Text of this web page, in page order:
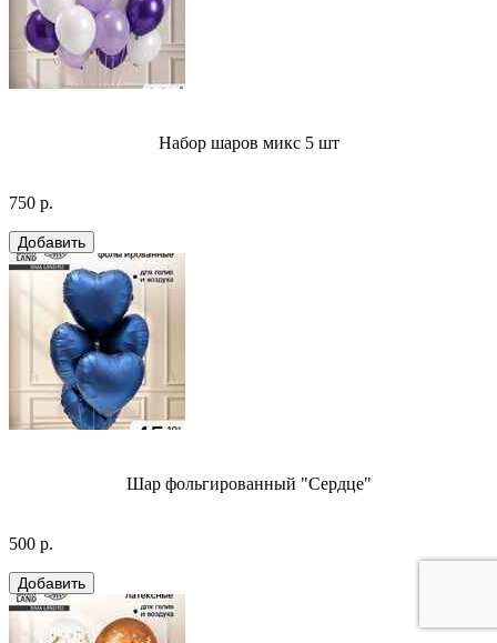
Набор шаров микс 5 шт
750 р.
Шар фольгированный "Сердце"
500 р.